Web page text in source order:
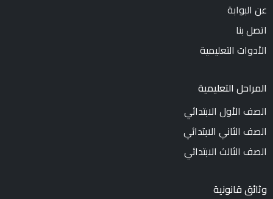
عن البوابة
اتصل بنا
الأدوات التعليمية
المراحل التعليمية
الصف الأول الابتدائي
الصف الثاني الابتدائي
الصف الثالث الابتدائي
وثائق قانونية